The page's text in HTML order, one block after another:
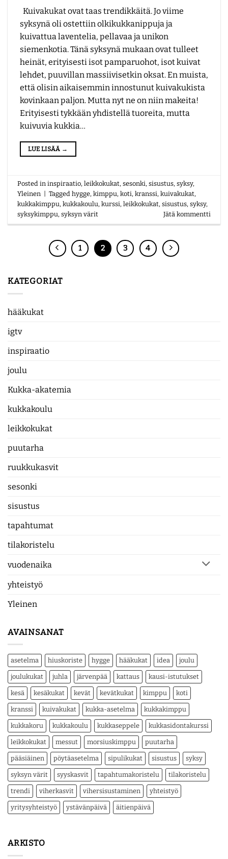
KATEGORIAT
hääkukat
igtv
inspiraatio
joulu
Kukka-akatemia
kukkakoulu
leikkokukat
puutarha
ruukkukasvit
sesonki
sisustus
tapahtumat
tilakoristelu
vuodenaika
yhteistyö
Yleinen
AVAINSANAT
asetelma hiuskoriste hygge hääkukat idea joulu
joulukukat juhla järvenpää kattaus kausi-istutukset
kesä kesäkukat kevät kevätkukat kimppu koti
kranssi kuivakukat kukka-asetelma kukkakimppu
kukkakoru kukkakoulu kukkaseppele kukkasidontakurssi
leikkokukat messut morsiuskimppu puutarha
pääsiäinen pöytäasetelma sipulikukat sisustus syksy
syksyn värit syyskasvit tapahtumakoristelu tilakoristelu
trendi viherkasvit vihersisustaminen yhteistyö
yritysyhteistyö ystävänpäivä äitienpäivä
ARKISTO
Kuivakukat ovat taas trendikkäitä. Jo viime
syksynä oli ostettiin olkikukkanippuja ja
kuivattua laventelia, pellavaa ja unikon
siemenkotia. Tänä syksynä mukaan ovat tulleet
heinät, erityisesti isot pamparuohot, isot kuivat
lehdet, puuvillan massiivisetkin oksat. En muista,
että olisin aikaisemmin innostunut kuivakukista
kovinkaan paljon. Mutta nyt ne on niin makeita!
Erityisesti tykkään yhdistellä tuoreita, mutta
kuivuvia kukkia…
LUE LISÄÄ →
Posted ininspiraatio,leikkokukat,sesonki,sisustus,syksy,
Yleinen
Taggedhygge,kimppu,koti,kranssi,kuivakukat,
kukkakimppu,kukkakoulu,kurssi,leikkokukat,sisustus,syksy,
syksykimppu,syksyn värit Jätä kommentti
1 2 3 4